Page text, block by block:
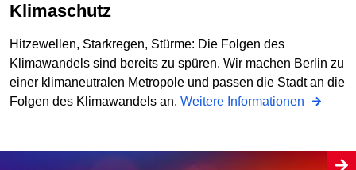
Klimaschutz
Hitzewellen, Starkregen, Stürme: Die Folgen des
Klimawandels sind bereits zu spüren. Wir machen Berlin zu
einer klimaneutralen Metropole und passen die Stadt an die
Folgen des Klimawandels an. Weitere Informationen